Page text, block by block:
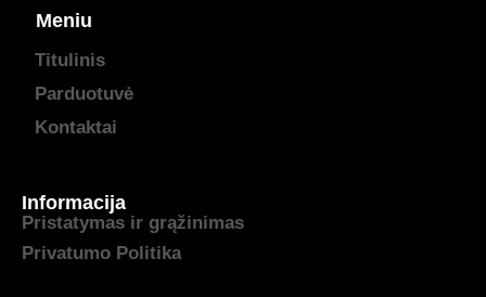
Meniu
Titulinis
Parduotuvė
Kontaktai
Informacija
Pristatymas ir grąžinimas
Privatumo Politika